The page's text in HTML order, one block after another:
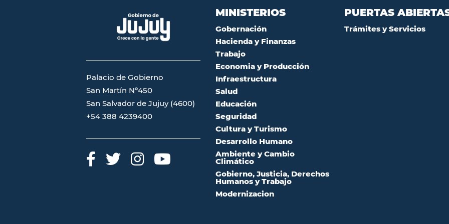
Palacio de Gobierno
San Martín Nº450
San Salvador de Jujuy (4600)
+54 388 4239400
MINISTERIOS
Gobernación
Hacienda y Finanzas
Trabajo
Economia y Producción
Infraestructura
Salud
Educación
Seguridad
Cultura y Turismo
Desarrollo Humano
Ambiente y Cambio
Climático
Gobierno, Justicia, Derechos
Humanos y Trabajo
Modernizacion
PUERTAS
Trámites y Servicios